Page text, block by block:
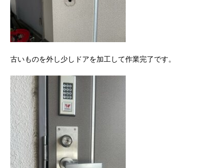
古いものを外し少しドアを加工して作業完了です。